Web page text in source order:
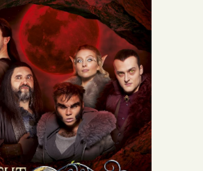
Biografie
Boeken
Strips
Scenario’s
Webshop